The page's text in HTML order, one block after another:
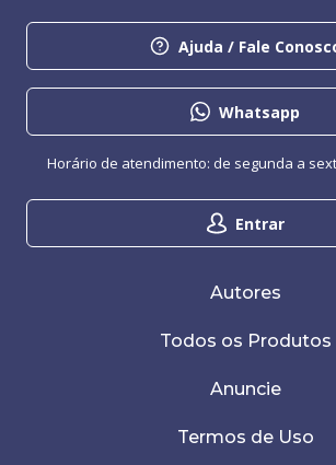
Ajuda / Fale
Whatsapp
Entrar
Horário de atendimento: de segunda a
Autores
Todos os Produtos
Anuncie
Termos de Uso